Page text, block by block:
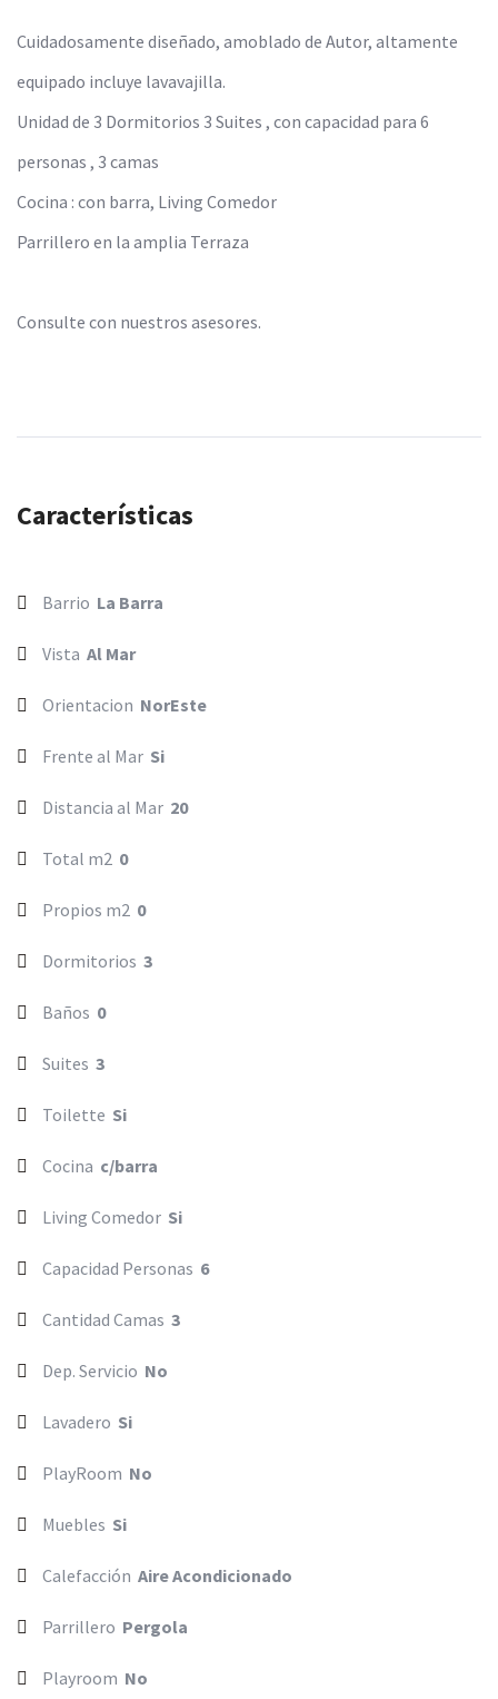
Cuidadosamente diseñado, amoblado de Autor, altamente
equipado incluye lavavajilla.
Unidad de 3 Dormitorios 3 Suites , con capacidad para 6
personas , 3 camas
Cocina : con barra, Living Comedor
Parrillero en la amplia Terraza
Consulte con nuestros asesores.
Características
Barrio La Barra
Vista Al Mar
Orientacion NorEste
Frente al Mar Si
Distancia al Mar 20
Total m2 0
Propios m2 0
Dormitorios 3
Baños 0
Suites 3
Toilette Si
Cocina c/barra
Living Comedor Si
Capacidad Personas 6
Cantidad Camas 3
Dep. Servicio No
Lavadero Si
PlayRoom No
Muebles Si
Calefacción Aire Acondicionado
Parrillero Pergola
Playroom No